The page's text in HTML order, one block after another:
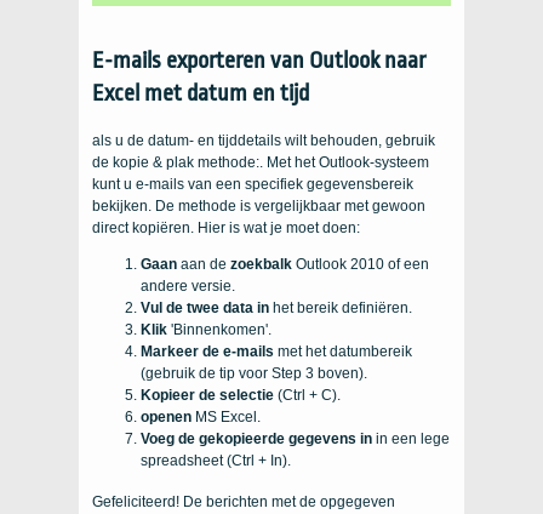
E-mails exporteren van Outlook naar
Excel met datum en tijd
als u de datum- en tijddetails wilt behouden, gebruik
de kopie & plak methode:. Met het Outlook-systeem
kunt u e-mails van een specifiek gegevensbereik
bekijken. De methode is vergelijkbaar met gewoon
direct kopiëren. Hier is wat je moet doen:
Gaan aan de zoekbalk Outlook 2010 of een
andere versie.
Vul de twee data in het bereik definiëren.
Klik 'Binnenkomen'.
Markeer de e-mails met het datumbereik
(gebruik de tip voor Step 3 boven).
Kopieer de selectie (Ctrl + C).
openen MS Excel.
Voeg de gekopieerde gegevens in in een lege
spreadsheet (Ctrl + In).
Gefeliciteerd! De berichten met de opgegeven